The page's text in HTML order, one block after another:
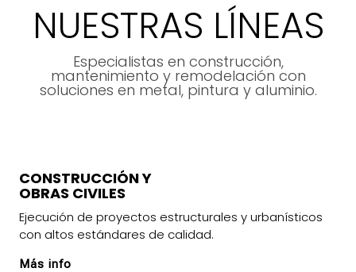
NUESTRAS LÍNEAS
Especialistas en construcción,
mantenimiento y remodelación con
soluciones en metal, pintura y aluminio.
CONSTRUCCIÓN Y
OBRAS CIVILES
Ejecución de proyectos estructurales y urbanísticos
con altos estándares de calidad.
Más info